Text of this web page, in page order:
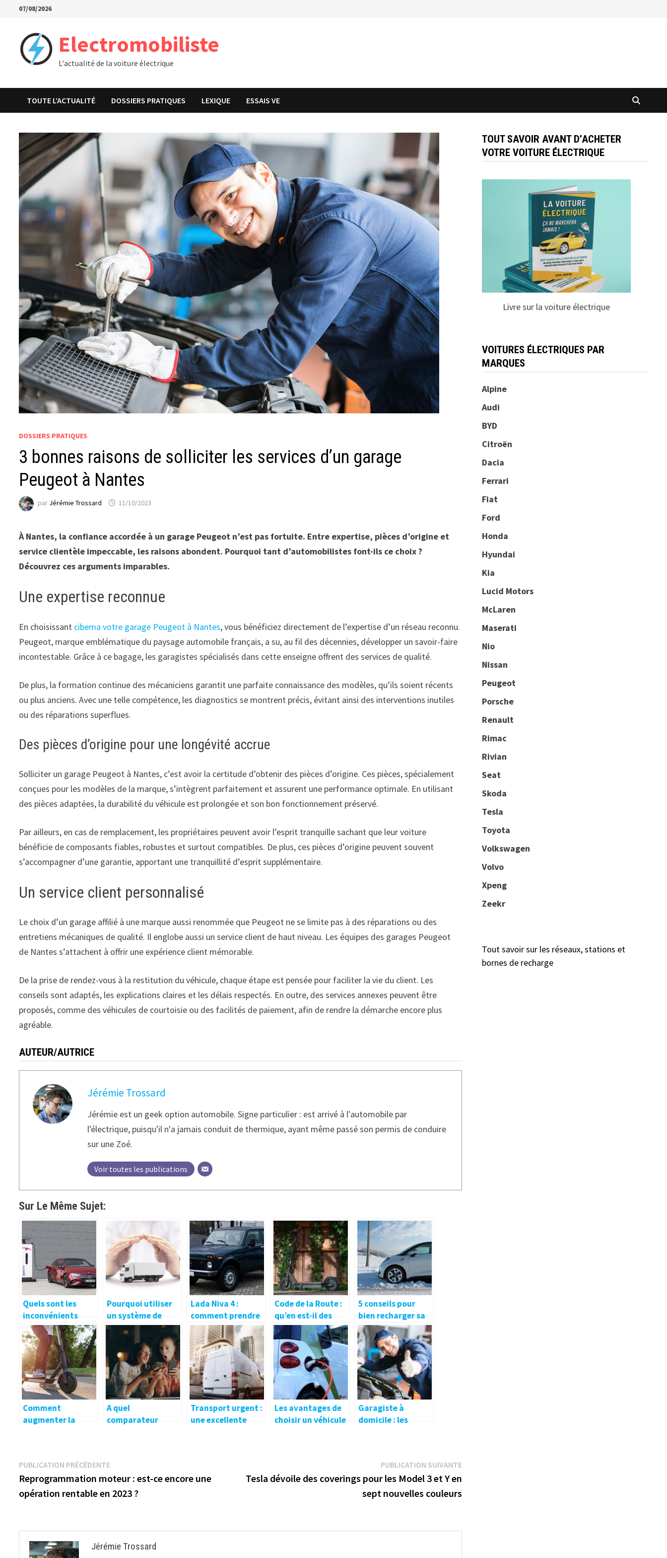
Passer
contenu
07/08/2026
Electromobiliste
L'actualité de la voiture électrique
TOUTE L’ACTUALITÉ DOSSIERS PRATIQUES LEXIQUE ESSAIS VE
DOSSIERS PRATIQUES
3 bonnes raisons de solliciter les services d’un garage
Peugeot à Nantes
par Jérémie Trossard 11/10/2023
À Nantes, la confiance accordée à un garage Peugeot n’est pas fortuite. Entre expertise, pièces d’origine et
service clientèle impeccable, les raisons abondent. Pourquoi tant d’automobilistes font-ils ce choix ?
Découvrez ces arguments imparables.
Une expertise reconnue
En choisissant cibema votre garage Peugeot à Nantes, vous bénéficiez directement de l’expertise d’un réseau reconnu.
Peugeot, marque emblématique du paysage automobile français, a su, au fil des décennies, développer un savoir-faire
incontestable. Grâce à ce bagage, les garagistes spécialisés dans cette enseigne offrent des services de qualité.
De plus, la formation continue des mécaniciens garantit une parfaite connaissance des modèles, qu’ils soient récents
ou plus anciens. Avec une telle compétence, les diagnostics se montrent précis, évitant ainsi des interventions inutiles
ou des réparations superflues.
Des pièces d’origine pour une longévité accrue
Solliciter un garage Peugeot à Nantes, c’est avoir la certitude d’obtenir des pièces d’origine. Ces pièces, spécialement
conçues pour les modèles de la marque, s’intègrent parfaitement et assurent une performance optimale. En utilisant
des pièces adaptées, la durabilité du véhicule est prolongée et son bon fonctionnement préservé.
Par ailleurs, en cas de remplacement, les propriétaires peuvent avoir l’esprit tranquille sachant que leur voiture
bénéficie de composants fiables, robustes et surtout compatibles. De plus, ces pièces d’origine peuvent souvent
s’accompagner d’une garantie, apportant une tranquillité d’esprit supplémentaire.
Un service client personnalisé
Le choix d’un garage affilié à une marque aussi renommée que Peugeot ne se limite pas à des réparations ou des
entretiens mécaniques de qualité. Il englobe aussi un service client de haut niveau. Les équipes des garages Peugeot
de Nantes s’attachent à offrir une expérience client mémorable.
De la prise de rendez-vous à la restitution du véhicule, chaque étape est pensée pour faciliter la vie du client. Les
conseils sont adaptés, les explications claires et les délais respectés. En outre, des services annexes peuvent être
proposés, comme des véhicules de courtoisie ou des facilités de paiement, afin de rendre la démarche encore plus
agréable.
AUTEUR/AUTRICE
Jérémie Trossard
Jérémie est un geek option automobile. Signe particulier : est arrivé à l'automobile par
l'électrique, puisqu'il n'a jamais conduit de thermique, ayant même passé son permis de conduire
sur une Zoé.
Voir toutes les publications
Sur Le Même Sujet:
Quels sont les
inconvénients
d’une voiture
électrique ?
Pourquoi utiliser
un système de
bâchage
Innovaction
Systemes ?
Lada Niva 4 :
comment prendre
soin de son moteur
Code de la Route :
qu’en est-il des
trottinettes
électriques ?
5 conseils pour
bien recharger sa
voiture électrique
en hiver
Comment
augmenter la
A quel
comparateur
Transport urgent :
une excellente
Les avantages de
choisir un véhicule
Garagiste à
domicile : les
Navigation
de
l’article
PUBLICATION PRÉCÉDENTEPublication
précédente :
Reprogrammation moteur : est-ce encore une
opération rentable en 2023 ?
PUBLICATION SUIVANTEPublication
suivante :
Tesla dévoile des coverings pour les Model 3 et Y en
sept nouvelles couleurs
Jérémie Trossard
TOUT SAVOIR AVANT D’ACHETER
VOTRE VOITURE ÉLECTRIQUE
Livre sur la voiture électrique
VOITURES ÉLECTRIQUES PAR
MARQUES
Alpine
Audi
BYD
Citroën
Dacia
Ferrari
Fiat
Ford
Honda
Hyundai
Kia
Lucid Motors
McLaren
Maserati
Nio
Nissan
Peugeot
Porsche
Renault
Rimac
Rivian
Seat
Skoda
Tesla
Toyota
Volkswagen
Volvo
Xpeng
Zeekr
Tout savoir sur les réseaux, stations et
bornes de recharge